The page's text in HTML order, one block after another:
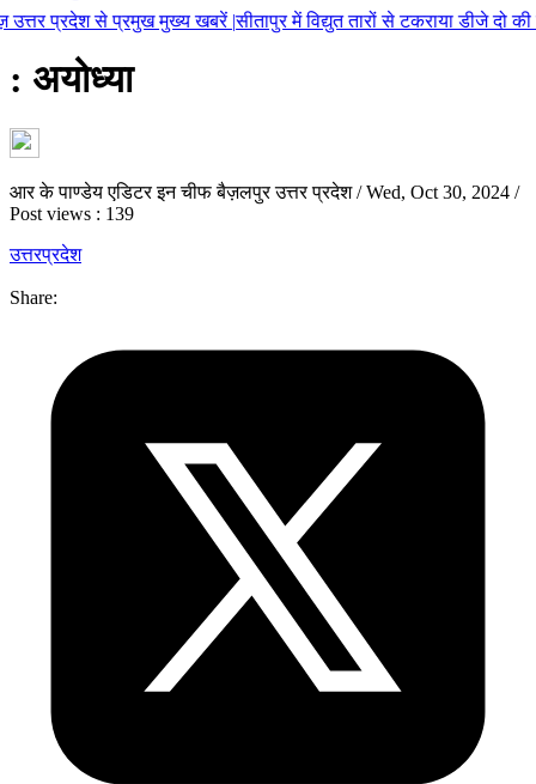
प्रदेश से प्रमुख मुख्य खबरें|सीतापुर में विद्युत तारों से टकराया डीजे दो की मौत:
: अयोध्या
आर के पाण्डेय एडिटर इन चीफ बैज़लपुर उत्तर प्रदेश/Wed, Oct 30, 2024 /
Post views : 139
उत्तरप्रदेश
Share: